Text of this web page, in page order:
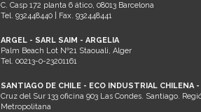
C. Casp 172 planta 6 ático, 08013 Barcelona
Tel. 932448440 | Fax. 932448441
ARGEL - SARL SAIM - ARGELIA
Palm Beach Lot Nº21 Staouali, Alger
Tel. 00213-0-23201161
SANTIAGO DE CHILE - ECO INDUSTRIAL CHILENA -
Cruz del Sur 133 oficina 903 Las Condes. Santiago.
Metropolitana